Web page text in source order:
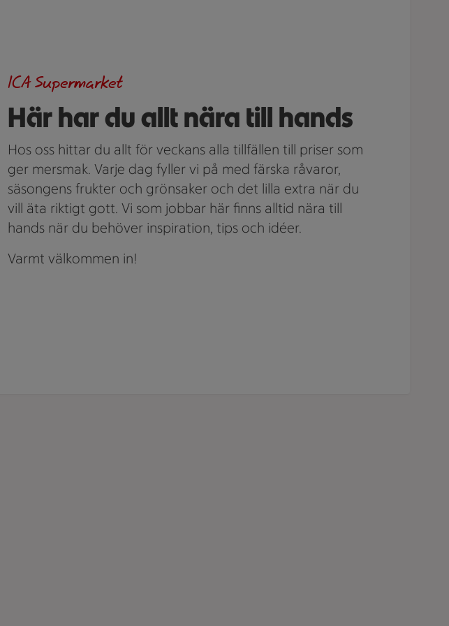
Här har du allt nära till hands
ICA Supermarket
Hos oss hittar du allt för veckans alla tillfällen till priser som
ger mersmak. Varje dag fyller vi på med färska råvaror,
säsongens frukter och grönsaker och det lilla extra när du
vill äta riktigt gott. Vi som jobbar här finns alltid nära till
hands när du behöver inspiration, tips och idéer.
Varmt välkommen in!